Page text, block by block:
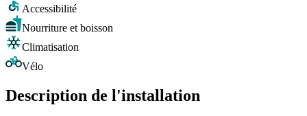
Accessibilité
Nourriture et boisson
Climatisation
Vélo
Description de l'installation